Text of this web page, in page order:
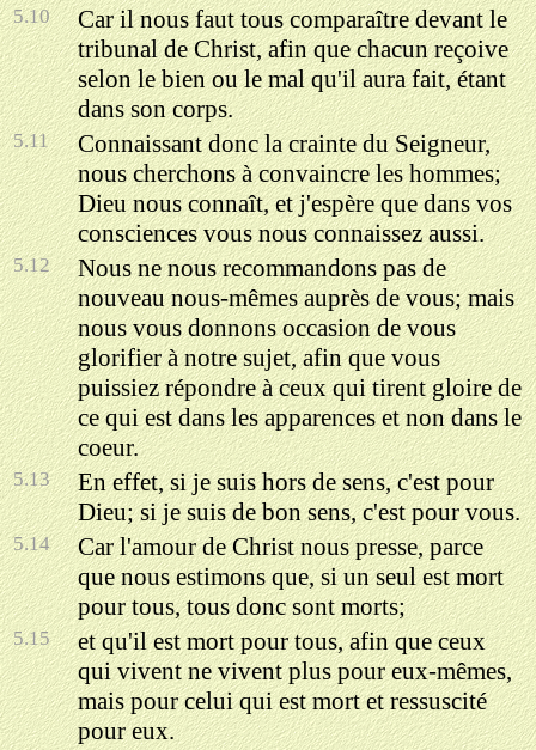
5.10
Car il nous faut tous comparaître devant le
tribunal de Christ, afin que chacun reçoive
selon le bien ou le mal qu'il aura fait, étant
dans son corps.
5.11
Connaissant donc la crainte du Seigneur,
nous cherchons à convaincre les hommes;
Dieu nous connaît, et j'espère que dans vos
consciences vous nous connaissez aussi.
5.12
Nous ne nous recommandons pas de
nouveau nous-mêmes auprès de vous; mais
nous vous donnons occasion de vous
glorifier à notre sujet, afin que vous
puissiez répondre à ceux qui tirent gloire de
ce qui est dans les apparences et non dans le
coeur.
5.13
En effet, si je suis hors de sens, c'est pour
Dieu; si je suis de bon sens, c'est pour vous.
5.14
Car l'amour de Christ nous presse, parce
que nous estimons que, si un seul est mort
pour tous, tous donc sont morts;
5.15
et qu'il est mort pour tous, afin que ceux
qui vivent ne vivent plus pour eux-mêmes,
mais pour celui qui est mort et ressuscité
pour eux.